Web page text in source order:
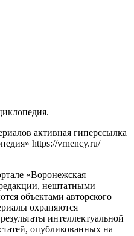
активная гиперссылка
https://vrnency.ru/
«Воронежская
нештатными
объектами авторского
охраняются
интеллектуальной
опубликованных на